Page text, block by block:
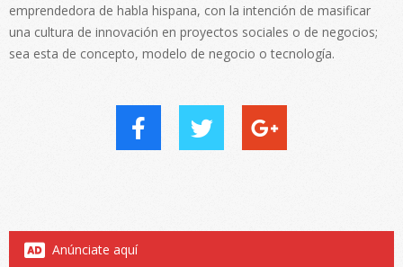
emprendedora de habla hispana, con la intención de masificar
una cultura de innovación en proyectos sociales o de negocios;
sea esta de concepto, modelo de negocio o tecnología.
Anúnciate aquí